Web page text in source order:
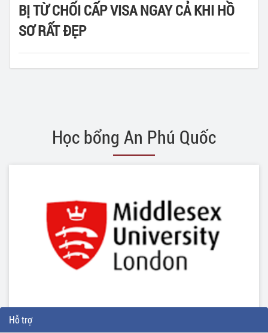
Hỗ trợ
BỊ TỪ CHỐI CẤP VISA NGAY CẢ KHI HỒ
SƠ RẤT ĐẸP
Học bổng An Phú Quốc
HỌC BỔNG LÊN ĐẾN 70% HỌC PHÍ CHO CÁC BẬN ĐẠI HỌC TẠI